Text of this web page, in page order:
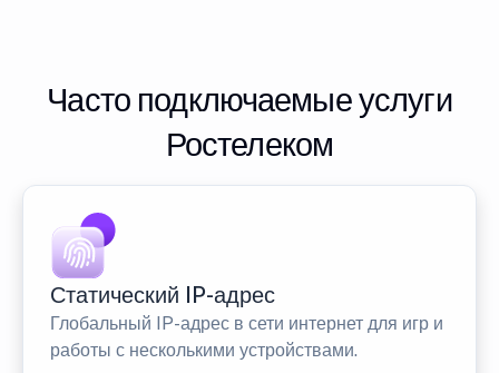
Часто подключаемые услуги
Ростелеком
Статический IP-адрес
Глобальный IP-адрес в сети интернет для игр и
работы с несколькими устройствами.